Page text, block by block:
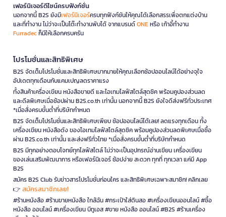
เฟอร์นิเจอร์ดีไซน์ครบฟังก์ชั่น
นอกจากนี้ B2S ยังมีเฟอร์นิเจอร์ครบทุกฟังก์ชันให้คุณได้เลือกสรรเพื่อตกแต่งบ้าน
และที่ทำงาน ไม่ว่าจะเป็นโต๊ะทำงานพับได้ จากแบรนด์ONEหรือ เก้าอี้ทำงาน
Furradecก็มีให้เลือกครบครัน
โปรโมชั่นและสิทธิพิเศษ
B2S จัดเต็มโปรโมชั่นและสิทธิพิเศษมากมายให้คุณเลือกช้อปออนไลน์ได้อย่างจุใจ
อัปเดตทุกเดือนกับแคมเปญลดราคาแรง
ทั้งสินค้าเครื่องเขียน หนังสือขายดี และไอเทมไลฟ์สไตล์สุดชิค พร้อมคูปองส่วนลด
และดีลพิเศษเมื่อช้อปผ่าน B2S.co.th เท่านั้น นอกจากนี้ B2S ยังใจดีส่งฟรีทั่วประเทศ
*เมื่อสั่งครบขั้นต่ำที่บริษัทกำหนด
B2S จัดเต็มโปรโมชั่นและสิทธิพิเศษเพียบ ช้อปออนไลน์ได้เลย! ลดแรงทุกเดือน ทั้ง
เครื่องเขียน หนังสือดัง ของไอเทมไลฟ์สไตล์สุดชิค พร้อมคูปองส่วนลดพิเศษเมื่อซื้อ
ผ่าน B2S.co.th เท่านั้น และส่งฟรีทั่วไทย *เมื่อสั่งครบขั้นต่ำที่บริษัทกำหนด
B2S มีทุกอย่างตอบโจทย์ทุกไลฟ์สไตล์ ไม่ว่าจะเป็นอุปกรณ์อ่านเขียน เครื่องเขียน
ของเล่นเสริมพัฒนาการ หรือเฟอร์นิเจอร์ ช้อปง่าย สะดวก ทุกที่ ทุกเวลา แค่มี App
B2S
สมัคร B2S Club รับข่าวสารโปรโมชั่นก่อนใคร และสิทธิพิเศษเฉพาะสมาชิก! คลิกเลย
👉 สมัครสมาชิกเลย!
#ร้านหนังสือ #ร้านขายหนังสือ ใกล้ฉัน #กระเป๋าใส่ดินสอ #เครื่องเขียนออนไลน์ #ซื้อ
หนังสือ ออนไลน์ #เครื่องเขียน บีทูเอส #ขาย หนังสือ ออนไลน์ #B2S #ร้านเครื่อง